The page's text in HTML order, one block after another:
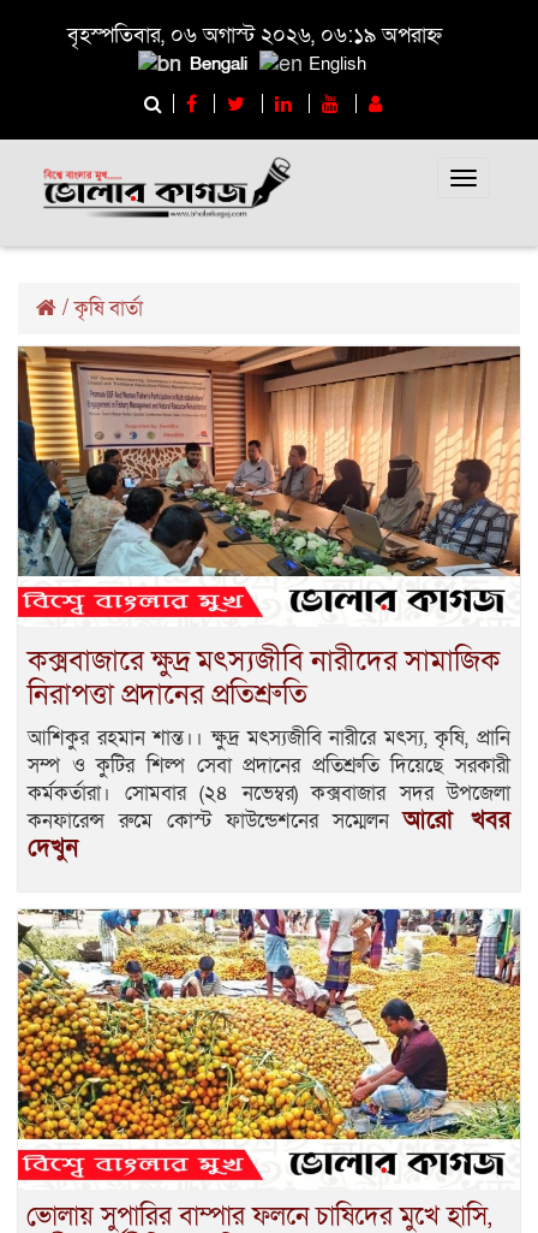
বৃহস্পতিবার, ০৬ অগাস্ট ২০২৬, ০৬:১৯ অপরাহ্ন
Bengali English
Toggle
/কৃষি বার্তা
কক্সবাজারে ক্ষুদ্র মৎস্যজীবি নারীদের সামাজিক
নিরাপত্তা প্রদানের প্রতিশ্রুতি
আশিকুর রহমান শান্ত।। ক্ষুদ্র মৎস্যজীবি নারীরে মৎস্য, কৃষি, প্রানি
সম্প ও কুটির শিল্প সেবা প্রদানের প্রতিশ্রুতি দিয়েছে সরকারী
কর্মকর্তারা। সোমবার (২৪ নভেম্বর) কক্সবাজার সদর উপজেলা
কনফারেন্স রুমে কোস্ট ফাউন্ডেশনের সম্মেলনআরো খবর
দেখুন
ভোলায় সুপারির বাম্পার ফলনে চাষিদের মুখে হাসি,